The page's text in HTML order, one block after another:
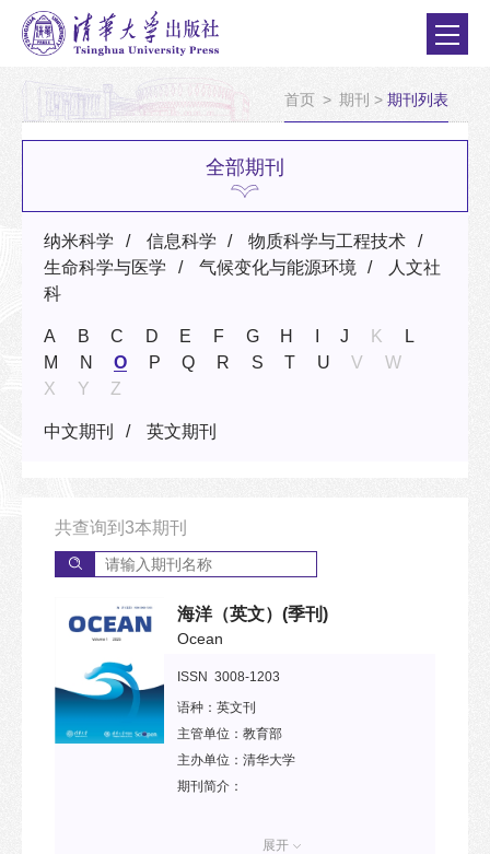
首页 > 期刊 > 期刊列表
全部期刊
纳米科学 信息科学
物质科学与工程技术
生命科学与医学
气候变化与能源环境
人文社
科
A B C D E F G H J K
L
M
N O P Q R S T U V
W
X
Y Z
中文期刊 英文期刊
共查询到 3本期刊
海洋（英文） (季刊)
Ocean
ISSN 3008-1203
语种： 英文刊
主管单位： 教育部
主办单位： 清华大学
期刊简介：
展开